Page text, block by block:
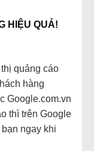
HIỆU QUẢ!
quảng cáo
hàng
Google.com.vn
thì trên Google
ngay khi